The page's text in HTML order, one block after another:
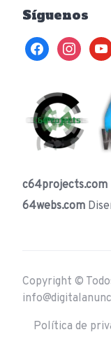
Síguenos
facebookinstagram
c64projects.com
64webs.com
Copyright ©
Política de